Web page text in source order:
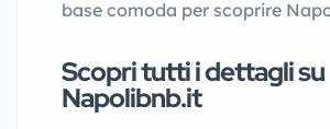
base comoda per scoprire
Scopri tutti i dettagli su
Napolibnb.it